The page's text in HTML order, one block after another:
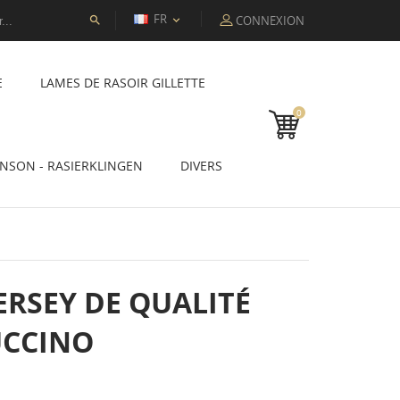
 FR  CONNEXION
LAMES DE RASOIR GILLETTE
- RASIERKLINGEN DIVERS
0
DE QUALITÉ